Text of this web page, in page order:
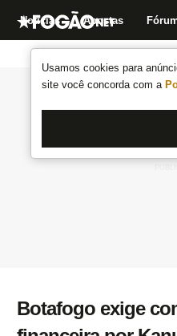
Usamos cookies para
site você concorda com a
Notícias Apostas
Botafogo exige